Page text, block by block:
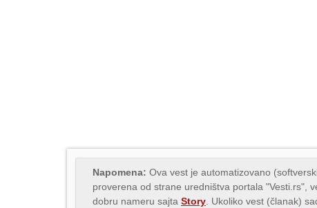
Napomena: Ova vest je automatizovano
proverena od strane uredništva portala "Vesti.rs",
dobru nameru sajta Story . Ukoliko vest (članak)